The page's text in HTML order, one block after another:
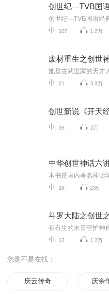
创世纪—TVB国
创世纪—TVB国语经
107 1.2万
废材重生之创世
21 3.8万
创世新说《开天经
35 2万
中华创世神话六
18 235
斗罗大陆之创世
有有生的末日守护神
12 1.2万
您是不是在找：
庆云传奇 庆余